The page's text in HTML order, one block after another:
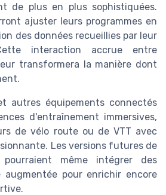
de plus en plus sophistiquées.
ajuster leurs programmes en
des données recueillies par leur
interaction accrue entre
transformera la manière dont
autres équipements connectés
d'entraînement immersives,
de vélo route ou de VTT avec
Les versions futures de
même intégrer des
pour enrichir encore